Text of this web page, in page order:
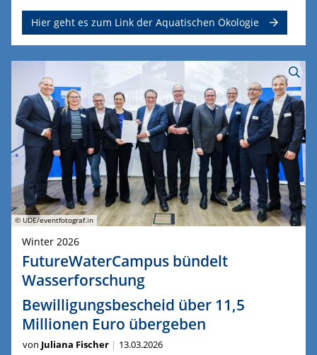
Hier geht es zum Link der Aquatischen Ökologie
© UDE/eventfotograf.in
Winter 2026
FutureWaterCampus bündelt
Wasserforschung
Bewilligungsbescheid über 11,5
Millionen Euro übergeben
von Juliana Fischer 13.03.2026